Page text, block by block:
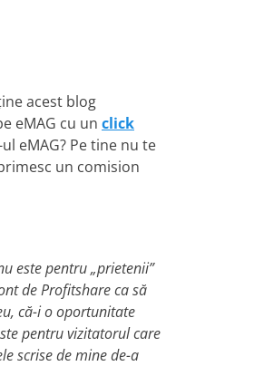
acest blog
eMAG cu un click
eMAG? Pe tine nu te
un comision
este pentru „prietenii”
de Profitshare ca să
că-i o oportunitate
pentru vizitatorul care
scrise de mine de-a